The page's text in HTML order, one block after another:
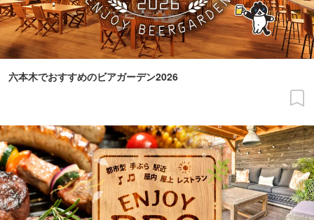
六本木でおすすめのビアガーデン2026